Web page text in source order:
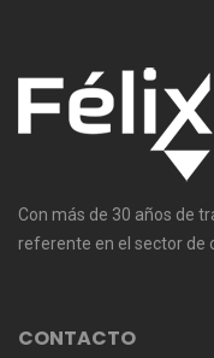
Con más de 30 años de
referente en el sector de
CONTACTO